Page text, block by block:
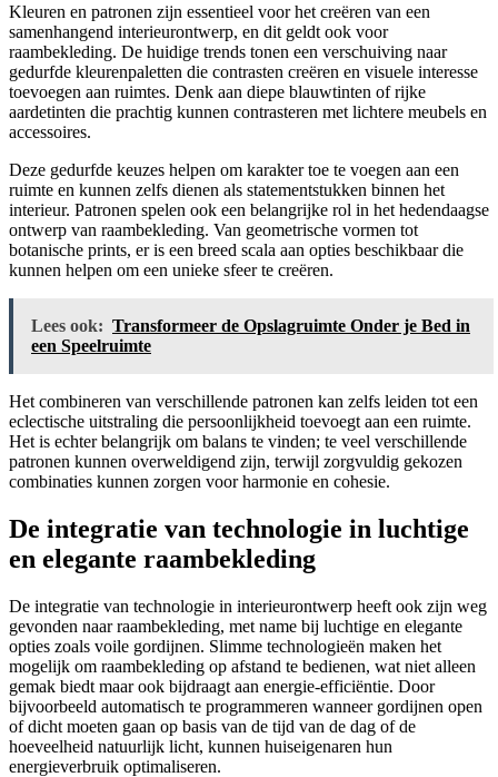
Kleuren en patronen zijn essentieel voor het creëren van een
samenhangend interieurontwerp, en dit geldt ook voor
raambekleding. De huidige trends tonen een verschuiving naar
gedurfde kleurenpaletten die contrasten creëren en visuele interesse
toevoegen aan ruimtes. Denk aan diepe blauwtinten of rijke
aardetinten die prachtig kunnen contrasteren met lichtere meubels en
accessoires.
Deze gedurfde keuzes helpen om karakter toe te voegen aan een
ruimte en kunnen zelfs dienen als statementstukken binnen het
interieur. Patronen spelen ook een belangrijke rol in het hedendaagse
ontwerp van raambekleding. Van geometrische vormen tot
botanische prints, er is een breed scala aan opties beschikbaar die
kunnen helpen om een unieke sfeer te creëren.
Lees ook: Transformeer de Opslagruimte Onder je Bed in
een Speelruimte
Het combineren van verschillende patronen kan zelfs leiden tot een
eclectische uitstraling die persoonlijkheid toevoegt aan een ruimte.
Het is echter belangrijk om balans te vinden; te veel verschillende
patronen kunnen overweldigend zijn, terwijl zorgvuldig gekozen
combinaties kunnen zorgen voor harmonie en cohesie.
De integratie van technologie in luchtige
en elegante raambekleding
De integratie van technologie in interieurontwerp heeft ook zijn weg
gevonden naar raambekleding, met name bij luchtige en elegante
opties zoals voile gordijnen. Slimme technologieën maken het
mogelijk om raambekleding op afstand te bedienen, wat niet alleen
gemak biedt maar ook bijdraagt aan energie-efficiëntie. Door
bijvoorbeeld automatisch te programmeren wanneer gordijnen open
of dicht moeten gaan op basis van de tijd van de dag of de
hoeveelheid natuurlijk licht, kunnen huiseigenaren hun
energieverbruik optimaliseren.